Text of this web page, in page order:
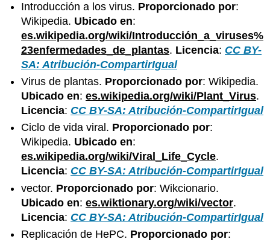
Introducción a los virus. Proporcionado por:
Wikipedia. Ubicado en:
es.wikipedia.org/wiki/Introducción_a_viruses%
23enfermedades_de_plantas. Licencia: CC BY-
SA: Atribución-CompartirIgual
Virus de plantas. Proporcionado por: Wikipedia.
Ubicado en:es.wikipedia.org/wiki/Plant_Virus.
Licencia: CC BY-SA: Atribución-CompartirIgual
Ciclo de vida viral. Proporcionado por:
Wikipedia. Ubicado en:
es.wikipedia.org/wiki/Viral_Life_Cycle.
Licencia: CC BY-SA: Atribución-CompartirIgual
vector. Proporcionado por: Wikcionario.
Ubicado en:es.wiktionary.org/wiki/vector.
Licencia: CC BY-SA: Atribución-CompartirIgual
Replicación de HePC. Proporcionado por: